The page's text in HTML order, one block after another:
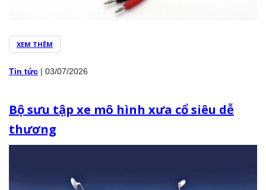
XEM THÊM
Tin tức | 03/07/2026
Bộ sưu tập xe mô hình xưa cổ siêu dễ
thương